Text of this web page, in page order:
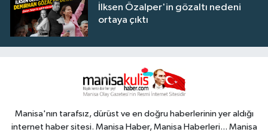
İlksen Özalper'in gözaltı nedeni
ortaya çıktı
Manisa'nın tarafsız, dürüst ve en doğru haberlerinin yer aldığı
internet haber sitesi. Manisa Haber, Manisa Haberleri... Manisa